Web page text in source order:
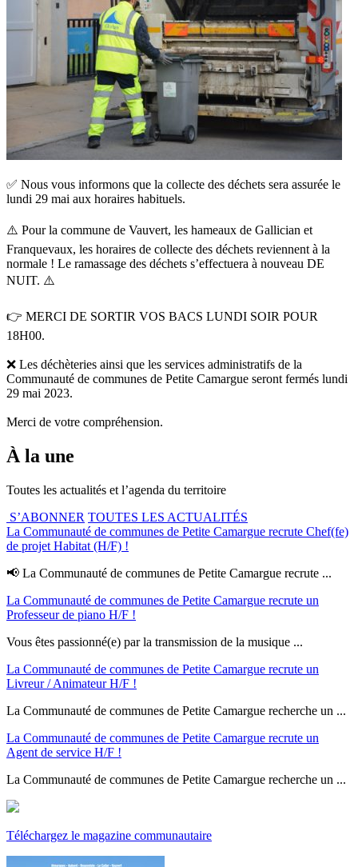
✅ Nous vous informons que la collecte des déchets sera assurée le
lundi 29 mai aux horaires habituels.
⚠️ Pour la commune de Vauvert, les hameaux de Gallician et
Franquevaux, les horaires de collecte des déchets reviennent à la
normale ! Le ramassage des déchets s’effectuera à nouveau DE
NUIT. ⚠️
👉 MERCI DE SORTIR VOS BACS LUNDI SOIR POUR
18H00.
❌ Les déchèteries ainsi que les services administratifs de la
Communauté de communes de Petite Camargue seront fermés lundi
29 mai 2023.
Merci de votre compréhension.
À la une
Toutes les actualités et l’agenda du territoire
S’ABONNER TOUTES LES ACTUALITÉS
La Communauté de communes de Petite Camargue recrute Chef(fe)
de projet Habitat (H/F) !
📢 La Communauté de communes de Petite Camargue recrute ...
La Communauté de communes de Petite Camargue recrute un
Professeur de piano H/F !
Vous êtes passionné(e) par la transmission de la musique ...
La Communauté de communes de Petite Camargue recrute un
Livreur / Animateur H/F !
La Communauté de communes de Petite Camargue recherche un ...
La Communauté de communes de Petite Camargue recrute un
Agent de service H/F !
La Communauté de communes de Petite Camargue recherche un ...
Téléchargez le magazine communautaire